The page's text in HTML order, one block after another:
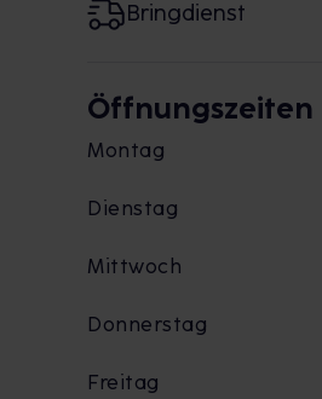
Bringdienst
Öffnungszeiten
Montag
Dienstag
Mittwoch
Donnerstag
Freitag